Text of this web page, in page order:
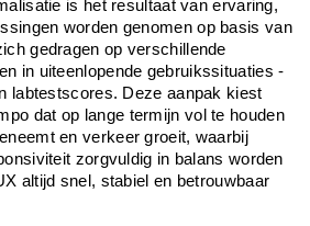
is het resultaat van ervaring,
worden genomen op basis van
gedragen op verschillende
in uiteenlopende gebruikssituaties -
labtestscores. Deze aanpak kiest
dat op lange termijn vol te houden
en verkeer groeit, waarbij
zorgvuldig in balans worden
altijd snel, stabiel en betrouwbaar